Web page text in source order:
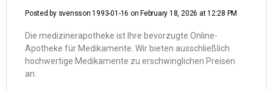
Posted by svensson 1993-01-16 on February 18, 2026 at 12:28 PM
Die medizinerapotheke ist Ihre bevorzugte Online-
Apotheke für Medikamente. Wir bieten ausschließlich
hochwertige Medikamente zu erschwinglichen Preisen
an.